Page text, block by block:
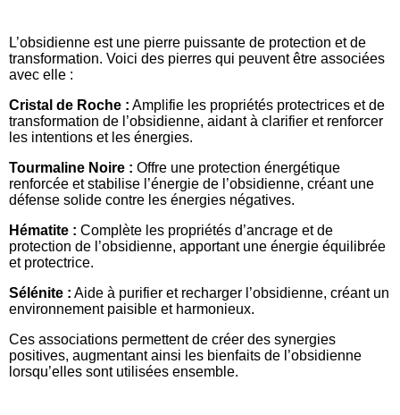
L’obsidienne est une pierre puissante de protection et de
transformation. Voici des pierres qui peuvent être associées
avec elle :
Cristal de Roche : Amplifie les propriétés protectrices et de
transformation de l’obsidienne, aidant à clarifier et renforcer
les intentions et les énergies.
Tourmaline Noire : Offre une protection énergétique
renforcée et stabilise l’énergie de l’obsidienne, créant une
défense solide contre les énergies négatives.
Hématite : Complète les propriétés d’ancrage et de
protection de l’obsidienne, apportant une énergie équilibrée
et protectrice.
Sélénite : Aide à purifier et recharger l’obsidienne, créant un
environnement paisible et harmonieux.
Ces associations permettent de créer des synergies
positives, augmentant ainsi les bienfaits de l’obsidienne
lorsqu’elles sont utilisées ensemble.